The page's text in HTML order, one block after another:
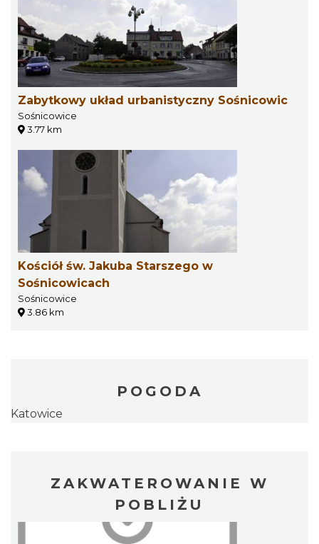
Zabytkowy układ urbanistyczny Sośnicowic
Sośnicowice
3.77 km
Kościół św. Jakuba Starszego w
Sośnicowicach
Sośnicowice
3.86 km
POGODA
Katowice
ZAKWATEROWANIE W
POBLIŻU